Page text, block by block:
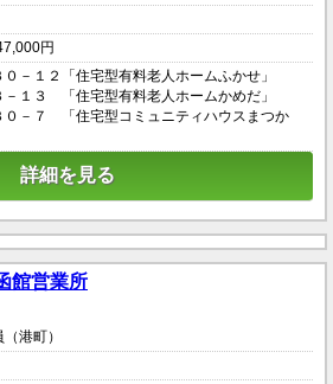
円
－１２「住宅型有料老人ホームふかせ」
－１３ 「住宅型有料老人ホームかめだ」
０－７ 「住宅型コミュニティハウスまつか
詳細を見る
館営業所
港町）